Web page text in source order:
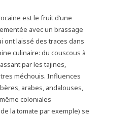
est le fruit d’une
avec un brassage
ont laissé des traces dans
culinaire: du couscous à
par les tajines,
méchouis. Influences
arabes, andalouses,
coloniales
la tomate par exemple) se